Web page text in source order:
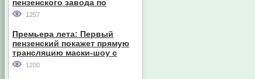
пензенского завода по
производству станков
1257
Премьера лета: Первый
пензенский покажет прямую
трансляцию маски-шоу с
участием компании из Южной
1200